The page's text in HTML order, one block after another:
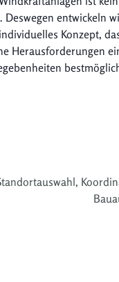
Deswegen entwickeln
Konzept,
Herausforderungen